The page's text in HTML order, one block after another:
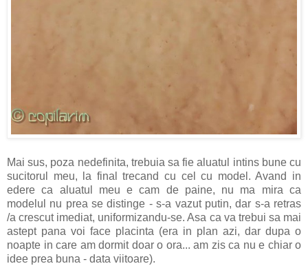
Mai sus, poza nedefinita, trebuia sa fie aluatul intins bune cu
sucitorul meu, la final trecand cu cel cu model. Avand in
edere ca aluatul meu e cam de paine, nu ma mira ca
modelul nu prea se distinge - s-a vazut putin, dar s-a retras
/a crescut imediat, uniformizandu-se. Asa ca va trebui sa mai
astept pana voi face placinta (era in plan azi, dar dupa o
noapte in care am dormit doar o ora... am zis ca nu e chiar o
idee prea buna - data viitoare).